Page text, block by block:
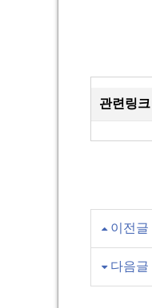
관련링크
이전글
다음글